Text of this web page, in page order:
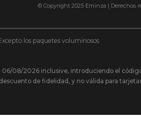
© Copyright 2025 Eminza | Derechos
los paquetes voluminosos
08/2026 inclusive, introduciendo el
de fidelidad, y no válida para